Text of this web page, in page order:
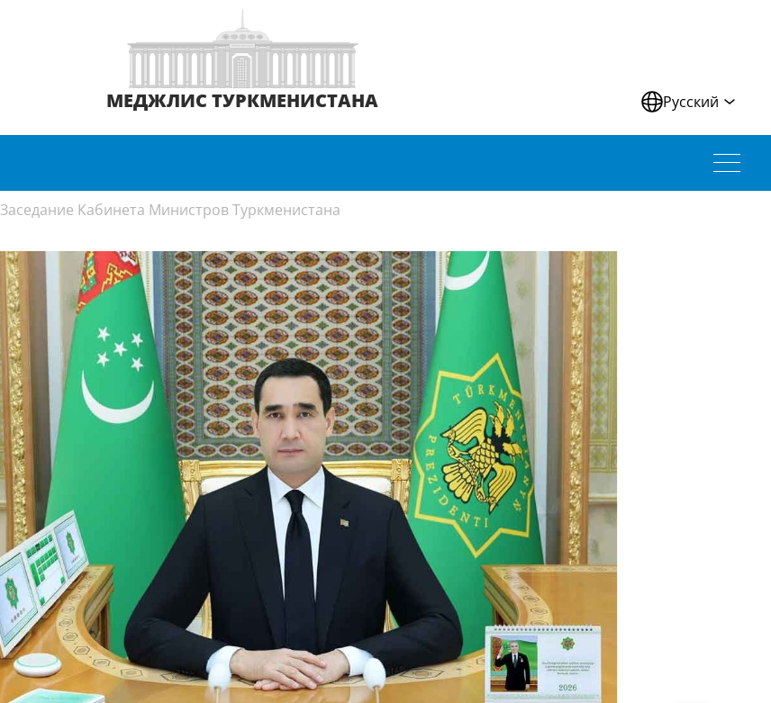
МЕДЖЛИС ТУРКМЕНИСТАНА Русский
Заседание Кабинета Министров Туркменистана